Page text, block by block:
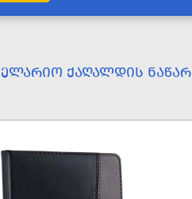
ᲥᲐᲦᲐᲚᲓᲘᲡ